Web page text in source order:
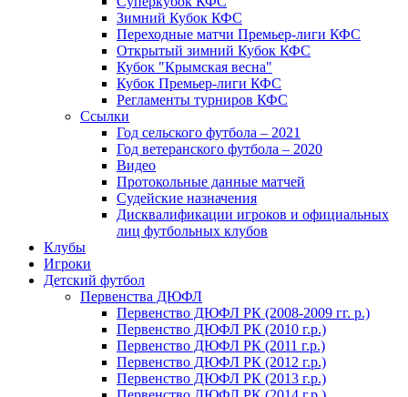
Зимний Кубок КФС
Переходные матчи Премьер-лиги КФС
Открытый зимний Кубок КФС
Кубок "Крымская весна"
Кубок Премьер-лиги КФС
Регламенты турниров КФС
Ссылки
Год сельского футбола – 2021
Год ветеранского футбола – 2020
Видео
Протокольные данные матчей
Судейские назначения
Дисквалификации игроков и официальных
лиц футбольных клубов
Клубы
Игроки
Детский футбол
Первенства ДЮФЛ
Первенство ДЮФЛ РК (2008-2009 гг. р.)
Первенство ДЮФЛ РК (2010 г.р.)
Первенство ДЮФЛ РК (2011 г.р.)
Первенство ДЮФЛ РК (2012 г.р.)
Первенство ДЮФЛ РК (2013 г.р.)